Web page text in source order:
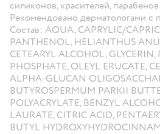
силиконов, красителей,
Рекомендовано дерматологами с
Состав: AQUA, CAPRYLIC/
PANTHENOL, HELIANTHUS
CETEARYL ALCOHOL,
PHOSPHATE, OLEYL ERUCATE,
ALPHA-GLUCAN
BUTYROSPERMUM PARKII
POLYACRYLATE, BENZYL
LAURATE, CITRIC ACID,
BUTYL